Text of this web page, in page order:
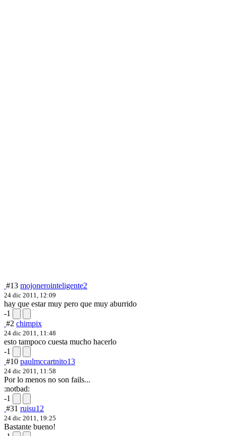
#13 mojonerointeligente2
24 dic 2011, 12:09
hay que estar muy pero que muy aburrido
-1
#2 chimpix
24 dic 2011, 11:48
esto tampoco cuesta mucho hacerlo
-1
#10 paulmccartnito13
24 dic 2011, 11:58
Por lo menos no son fails...
:notbad:
-1
#31 ruisu12
24 dic 2011, 19:25
Bastante bueno!